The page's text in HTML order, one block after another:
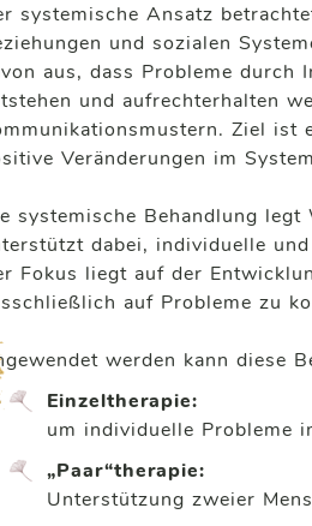
systemische Ansatz
und sozialen
aus, dass Probleme durch
und aufrechterhalten
Ziel ist
Veränderungen im
systemische Behandlung
dabei, individuelle
Fokus liegt auf der
auf Probleme zu
werden kann diese
Einzeltherapie:
um individuelle Probleme
„Paar“therapie:
Unterstützung zweier